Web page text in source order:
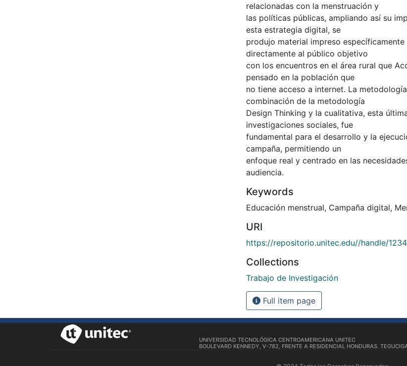
relacionadas con la menstruación y
las políticas públicas, ampliando así su
esta estrategia digital, se
produjo material impreso
directamente al público objetivo
con los encuentros en el área rural que
pensado en la población que
no tiene acceso a internet. La
combinación de la metodología
Design Thinking y la cualitativa, esta
investigaciones sociales, fue
fundamental para el desarrollo y la
campaña, permitiendo un
enfoque real y centrado en las
audiencia.
Keywords
Educación menstrual, Campaña digital,
URI
https://repositorio.unitec.edu//handle/
Collections
Trabajo de Investigación
Full item page
UNIVERSIDAD TECNOLÓGICA CENTROAMERICANA UNITEC
BOULEVARD KENNEDY, V-782, FRENTE A RESIDENCIAL HONDURAS.